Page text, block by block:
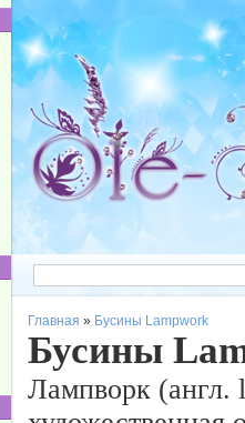
Главная » Бусины Lampwork
Бусины
Лампворк